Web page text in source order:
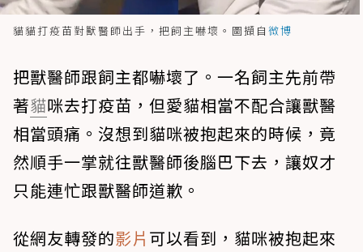
貓貓打疫苗對獸醫師出手，把飼主嚇壞。圖擷自 微博
把獸醫師跟飼主都嚇壞了。一名飼主先前帶
著貓咪去打疫苗，但愛貓相當不配合讓獸醫
相當頭痛。沒想到貓咪被抱起來的時候，竟
然順手一掌就往獸醫師後腦巴下去，讓奴才
只能連忙跟獸醫師道歉。
從網友轉發的影片 可以看到，貓咪被抱起來